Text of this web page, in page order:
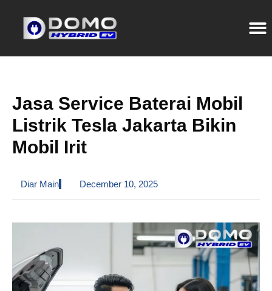
Jasa Service Baterai Mobil
Listrik Tesla Jakarta Bikin
Mobil Irit
Diar Main December 10, 2025